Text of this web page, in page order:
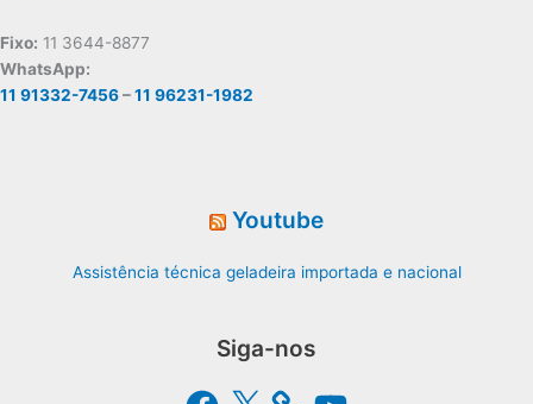
Fixo: 11 3644-8877
WhatsApp:
11 91332-7456–11 96231-1982
Youtube
Assistência técnica geladeira importada e nacional
Siga-nos
Facebook
X YouTube